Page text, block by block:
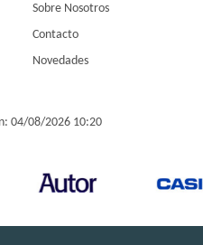
Sobre Nosotros
Contacto
Novedades
04/08/2026 10:20